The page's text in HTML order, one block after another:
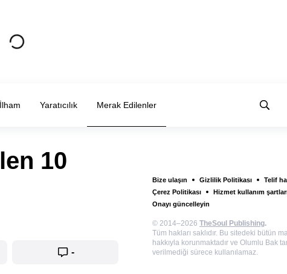
İlham Yaratıcılık Merak Edilenler
Bize ulaşın Gizlilik Politikası
Telif
Çerez Politikası
Hizmet kullanım
Onayı güncelleyin
© 2014–2026 TheSoul Publishing.
Tüm hakları saklıdır. Bu sitedeki bütün
hakkıyla korunmaktadır ve Olumlu Bak
verilmediği sürece kullanılamaz.
10
-